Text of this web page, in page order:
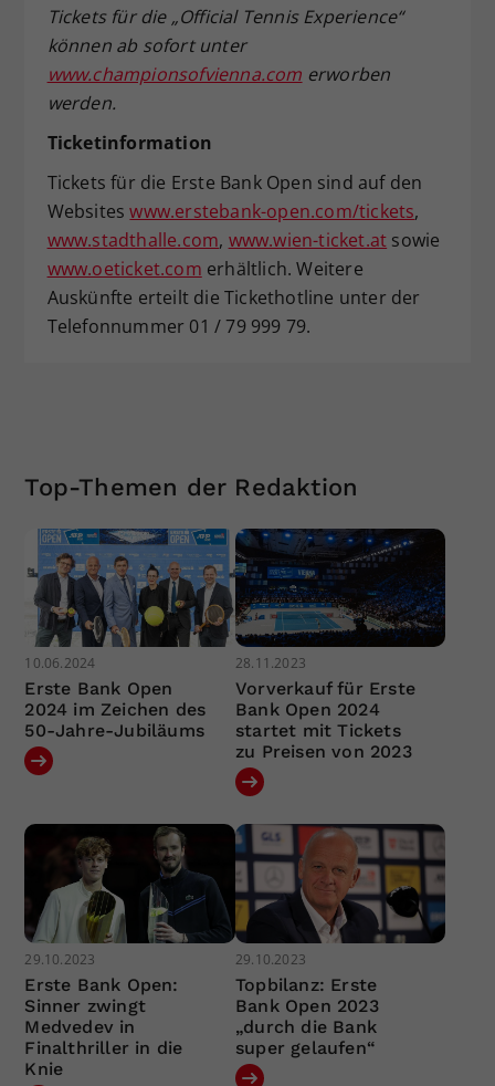
Tickets für die „Official Tennis Experience“
können ab sofort unter
www.championsofvienna.com erworben
werden.
Ticketinformation
Tickets für die Erste Bank Open sind auf den
Websiteswww.erstebank-open.com/tickets,
www.stadthalle.com, www.wien-ticket.at sowie
www.oeticket.com erhältlich. Weitere
Auskünfte erteilt die Tickethotline unter der
Telefonnummer 01 / 79 999 79.
Top-Themen der Redaktion
10.06.2024
Erste Bank Open
2024 im Zeichen des
50-Jahre-Jubiläums
28.11.2023
Vorverkauf für Erste
Bank Open 2024
startet mit Tickets
zu Preisen von 2023
29.10.2023
Erste Bank Open:
Sinner zwingt
Medvedev in
Finalthriller in die
Knie
29.10.2023
Topbilanz: Erste
Bank Open 2023
„durch die Bank
super gelaufen“